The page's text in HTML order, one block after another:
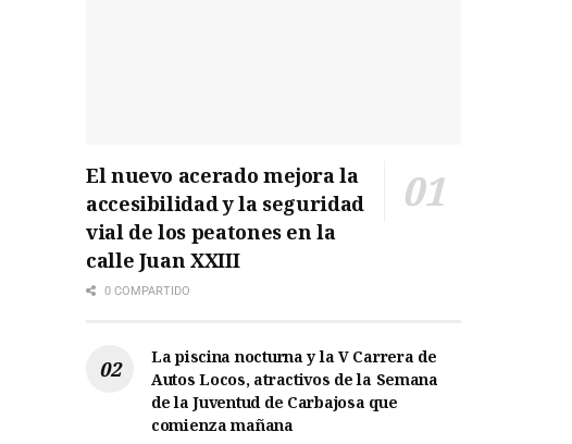
El nuevo acerado mejora la
accesibilidad y la seguridad
vial de los peatones en la
calle Juan XXIII
0 COMPARTIDO
La piscina nocturna y la V Carrera de
Autos Locos, atractivos de la Semana
de la Juventud de Carbajosa que
comienza mañana